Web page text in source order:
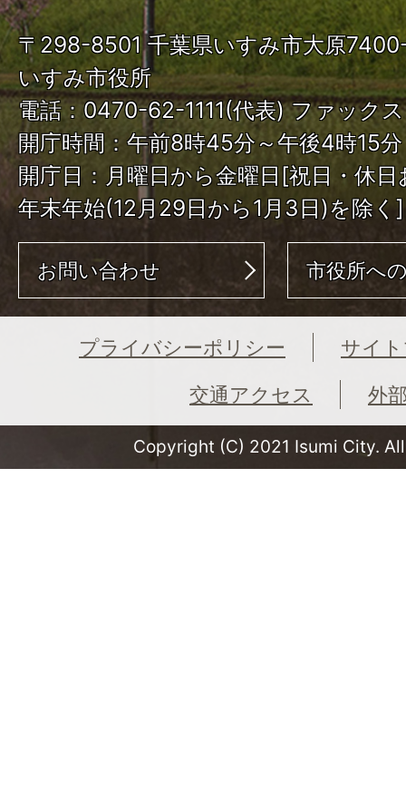
ISUMI
City
〒298-8501 千葉県いすみ市大原
いすみ市役所
電話：0470-62-1111(代表) ファック
開庁時間：午前8時45分～午後4時15分
開庁日：月曜日から金曜日[祝日・休日
年末年始(12月29日から1月3日)を除く]
お問い合わせ 市役所へ
プライバシーポリシー
サイ
交通アクセス
外
Copyright (C) 2021 Isumi City.